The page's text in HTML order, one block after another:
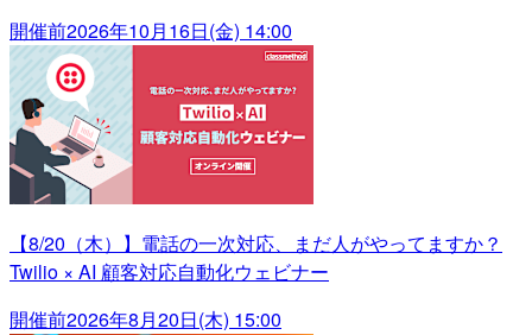
開催前2026年10月16日(金) 14:00
【8/20（木）】電話の一次対応、まだ人がやってますか？
Twilio × AI 顧客対応自動化ウェビナー
開催前2026年8月20日(木) 15:00